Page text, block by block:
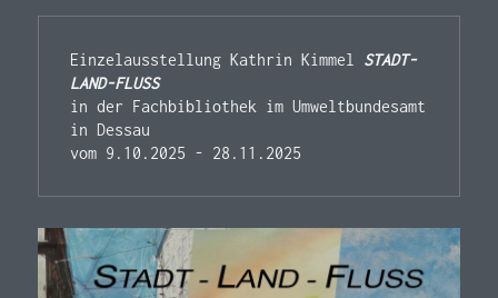
Einzelausstellung Kathrin Kimmel STADT-
LAND-FLUSS
in der Fachbibliothek im Umweltbundesamt
in Dessau
vom 9.10.2025 - 28.11.2025